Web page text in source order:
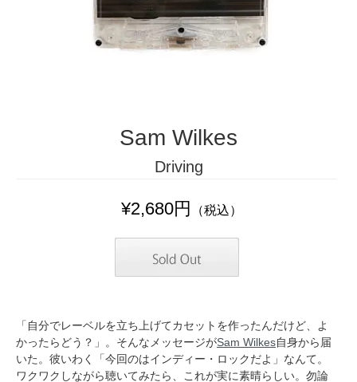
Sam Wilkes
Driving
¥2,680円 （税込）
「自分でレーベルを立ち上げてカセットを作ったんだけど、よ
かったらどう？」。そんなメッセージがSam Wilkes自身から届
いた。彼いわく「今回のはインディー・ロックだよ」なんて。
ワクワクしながら聴いてみたら、これが実に素晴らしい。勿論